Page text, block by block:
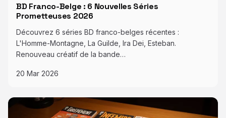
BD Franco-Belge : 6 Nouvelles Séries
Prometteuses 2026
Découvrez 6 séries BD franco-belges récentes :
L'Homme-Montagne, La Guilde, Ira Dei, Esteban.
Renouveau créatif de la bande…
20 Mar 2026